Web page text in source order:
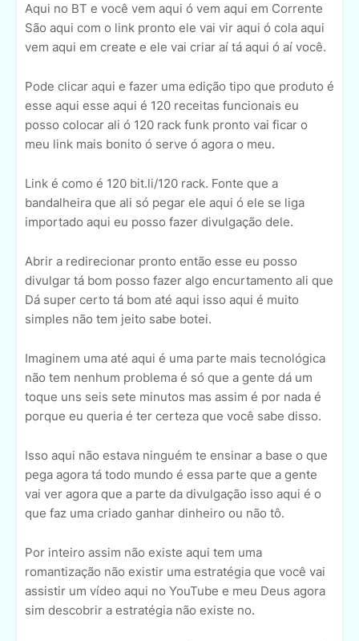
Aqui no BT e você vem aqui ó vem aqui em Corrente
São aqui com o link pronto ele vai vir aqui ó cola aqui
vem aqui em create e ele vai criar aí tá aqui ó aí você.
Pode clicar aqui e fazer uma edição tipo que produto é
esse aqui esse aqui é 120 receitas funcionais eu
posso colocar ali ó 120 rack funk pronto vai ficar o
meu link mais bonito ó serve ó agora o meu.
Link é como é 120 bit.li/120 rack. Fonte que a
bandalheira que ali só pegar ele aqui ó ele se liga
importado aqui eu posso fazer divulgação dele.
Abrir a redirecionar pronto então esse eu posso
divulgar tá bom posso fazer algo encurtamento ali que
Dá super certo tá bom até aqui isso aqui é muito
simples não tem jeito sabe botei.
Imaginem uma até aqui é uma parte mais tecnológica
não tem nenhum problema é só que a gente dá um
toque uns seis sete minutos mas assim é por nada é
porque eu queria é ter certeza que você sabe disso.
Isso aqui não estava ninguém te ensinar a base o que
pega agora tá todo mundo é essa parte que a gente
vai ver agora que a parte da divulgação isso aqui é o
que faz uma criado ganhar dinheiro ou não tô.
Por inteiro assim não existe aqui tem uma
romantização não existir uma estratégia que você vai
assistir um vídeo aqui no YouTube e meu Deus agora
sim descobrir a estratégia não existe no.